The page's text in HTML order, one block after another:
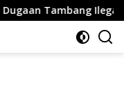
Ilegal